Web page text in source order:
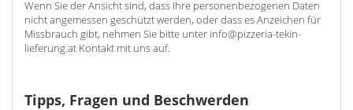
Wenn Sie der Ansicht sind, dass Ihre personenbezogenen Daten
nicht angemessen geschützt werden, oder dass es Anzeichen für
Missbrauch gibt, nehmen Sie bitte unter info@pizzeria-tekin-
lieferung.at Kontakt mit uns auf.
Tipps, Fragen und Beschwerden